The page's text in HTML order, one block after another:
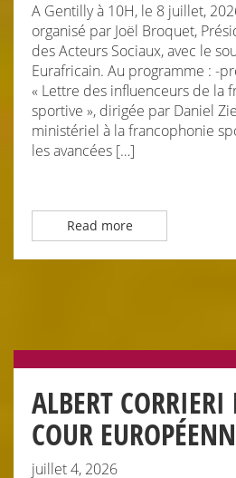
A Gentilly à 10H, le 8 juillet,
organisé par Joël Broquet,
des Acteurs Sociaux, avec le
Eurafricain. Au programme : -
« Lettre des influenceurs de la
sportive », dirigée par Daniel
ministériel à la francophonie
les avancées […]
Read more
ALBERT
COUR
juillet 4, 2026